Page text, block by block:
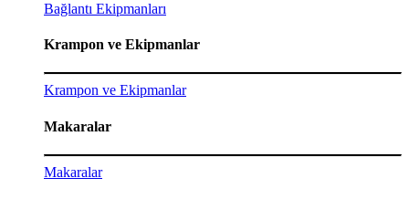
Bağlantı Ekipmanları
Krampon ve Ekipmanlar
Krampon ve Ekipmanlar
Makaralar
Makaralar